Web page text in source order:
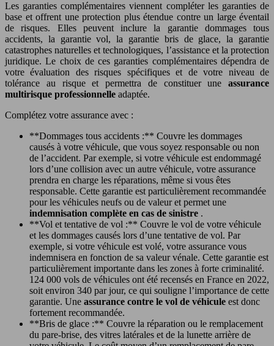
Les garanties complémentaires viennent compléter les garanties de
base et offrent une protection plus étendue contre un large éventail
de risques. Elles peuvent inclure la garantie dommages tous
accidents, la garantie vol, la garantie bris de glace, la garantie
catastrophes naturelles et technologiques, l’assistance et la protection
juridique. Le choix de ces garanties complémentaires dépendra de
votre évaluation des risques spécifiques et de votre niveau de
tolérance au risque et permettra de constituer une assurance
multirisque professionnelle adaptée.
Complétez votre assurance avec :
**Dommages tous accidents :** Couvre les dommages
causés à votre véhicule, que vous soyez responsable ou non
de l’accident. Par exemple, si votre véhicule est endommagé
lors d’une collision avec un autre véhicule, votre assurance
prendra en charge les réparations, même si vous êtes
responsable. Cette garantie est particulièrement recommandée
pour les véhicules neufs ou de valeur et permet une
indemnisation complète en cas de sinistre .
**Vol et tentative de vol :** Couvre le vol de votre véhicule
et les dommages causés lors d’une tentative de vol. Par
exemple, si votre véhicule est volé, votre assurance vous
indemnisera en fonction de sa valeur vénale. Cette garantie est
particulièrement importante dans les zones à forte criminalité.
124 000 vols de véhicules ont été recensés en France en 2022,
soit environ 340 par jour, ce qui souligne l’importance de cette
garantie. Une assurance contre le vol de véhicule est donc
fortement recommandée.
**Bris de glace :** Couvre la réparation ou le remplacement
du pare-brise, des vitres latérales et de la lunette arrière de